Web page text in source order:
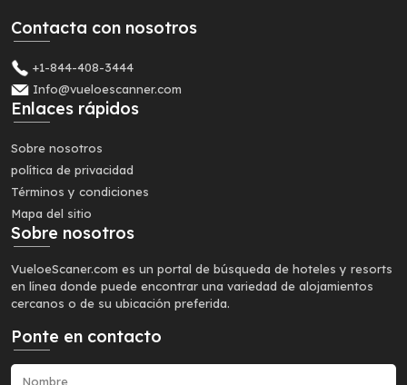
Contacta con nosotros
+1-844-408-3444
Info@vueloescanner.com
Enlaces rápidos
Sobre nosotros
política de privacidad
Términos y condiciones
Mapa del sitio
Sobre nosotros
VueloeScaner.com es un portal de búsqueda de hoteles y resorts
en línea donde puede encontrar una variedad de alojamientos
cercanos o de su ubicación preferida.
Ponte en contacto